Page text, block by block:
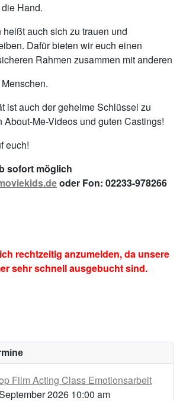
Hand.
auch sich zu trauen und
Dafür bieten wir euch einen
Rahmen zusammen mit anderen
ist auch der geheime Schlüssel zu
About-Me-Videos und guten Castings!
euch!
sofort möglich
oder Fon: 02233-978266
rechtzeitig anzumelden, da unsere
sehr schnell ausgebucht sind.
Film Acting Class Emotionsarbeit
2026 10:00 am